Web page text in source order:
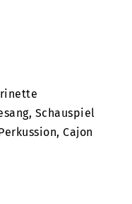
Schauspiel
Cajon